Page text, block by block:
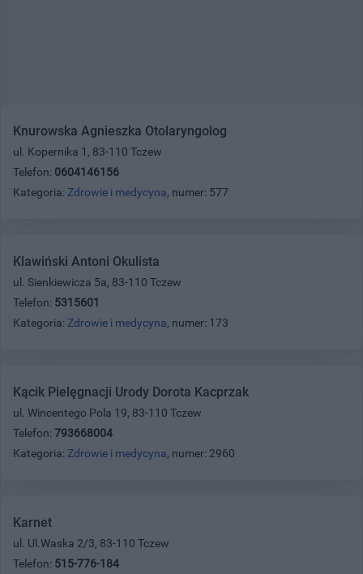
Knurowska Agnieszka Otolaryngolog
ul. Kopernika 1, 83-110 Tczew
Telefon: 0604146156
Kategoria: Zdrowie i medycyna, numer: 577
Klawiński Antoni Okulista
ul. Sienkiewicza 5a, 83-110 Tczew
Telefon: 5315601
Kategoria: Zdrowie i medycyna, numer: 173
Kącik Pielęgnacji Urody Dorota Kacprzak
ul. Wincentego Pola 19, 83-110 Tczew
Telefon: 793668004
Kategoria: Zdrowie i medycyna, numer: 2960
Karnet
ul. Ul.Waska 2/3, 83-110 Tczew
Telefon: 515-776-184